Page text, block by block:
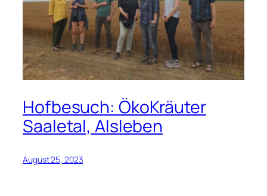
Hofbesuch: ÖkoKräuter
Saaletal, Alsleben
August 25, 2023